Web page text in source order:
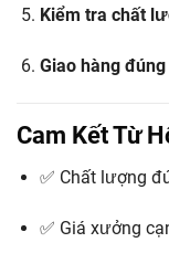
Kiểm tra chất
Giao hàng
Cam Kết Từ
✅ Chất lượng
✅ Giá xưởng